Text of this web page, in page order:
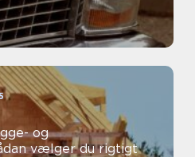
og
vælger du rigtigt